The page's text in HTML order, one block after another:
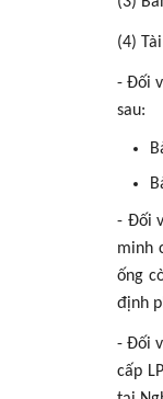
(4)
- Đối
sau:
- Đối
minh
ống
định
- Đối
cấp